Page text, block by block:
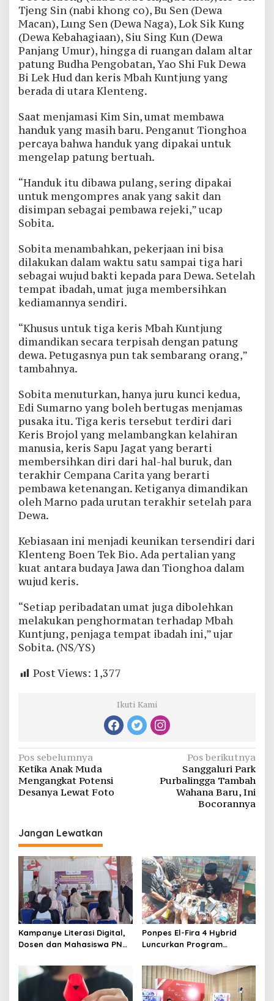
Tjeng Sin (nabi khong co), Bu Sen (Dewa
Macan), Lung Sen (Dewa Naga), Lok Sik Kung
(Dewa Kebahagiaan), Siu Sing Kun (Dewa
Panjang Umur), hingga di ruangan dalam altar
patung Budha Pengobatan, Yao Shi Fuk Dewa
Bi Lek Hud dan keris Mbah Kuntjung yang
berada di utara Klenteng.
Saat menjamasi Kim Sin, umat membawa
handuk yang masih baru. Penganut Tionghoa
percaya bahwa handuk yang dipakai untuk
mengelap patung bertuah.
“Handuk itu dibawa pulang, sering dipakai
untuk mengompres anak yang sakit dan
disimpan sebagai pembawa rejeki,” ucap
Sobita.
Sobita menambahkan, pekerjaan ini bisa
dilakukan dalam waktu satu sampai tiga hari
sebagai wujud bakti kepada para Dewa. Setelah
tempat ibadah, umat juga membersihkan
kediamannya sendiri.
“Khusus untuk tiga keris Mbah Kuntjung
dimandikan secara terpisah dengan patung
dewa. Petugasnya pun tak sembarang orang,”
tambahnya.
Sobita menuturkan, hanya juru kunci kedua,
Edi Sumarno yang boleh bertugas menjamas
pusaka itu. Tiga keris tersebut terdiri dari
Keris Brojol yang melambangkan kelahiran
manusia, keris Sapu Jagat yang berarti
membersihkan diri dari hal-hal buruk, dan
terakhir Cempana Carita yang berarti
pembawa ketenangan. Ketiganya dimandikan
oleh Marno pada urutan terakhir setelah para
Dewa.
Kebiasaan ini menjadi keunikan tersendiri dari
Klenteng Boen Tek Bio. Ada pertalian yang
kuat antara budaya Jawa dan Tionghoa dalam
wujud keris.
“Setiap peribadatan umat juga dibolehkan
melakukan penghormatan terhadap Mbah
Kuntjung, penjaga tempat ibadah ini,” ujar
Sobita. (NS/YS)
Post Views: 1,377
Ikuti Kami
Navigasi
pos
Pos sebelumnya
Ketika Anak Muda
Mengangkat Potensi
Desanya Lewat Foto
Pos berikutnya
Sanggaluri Park
Purbalingga Tambah
Wahana Baru, Ini
Bocorannya
Jangan Lewatkan
Kampanye Literasi Digital,
Dosen dan Mahasiswa PNC
Pustaka Majenang Produksi
Konten Medsos
Ponpes El-Fira 4 Hybrid
Luncurkan Program
Pesantren Digital